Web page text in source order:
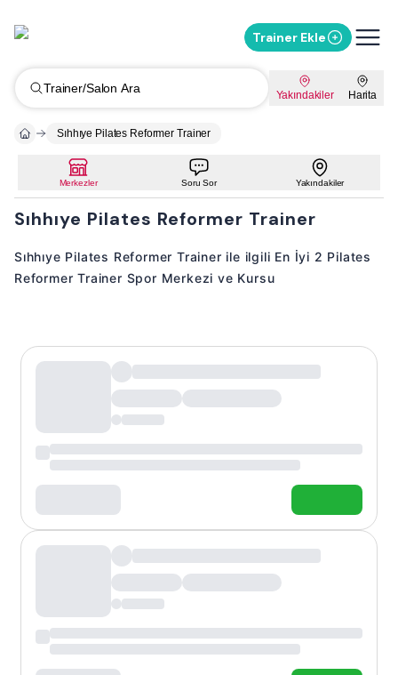
Trainer Ekle
Trainer/Salon Ara Yakındakiler Harita
Sıhhıye Pilates Reformer Trainer
Merkezler Soru Sor Yakındakiler
Sıhhıye Pilates Reformer Trainer
Sıhhıye Pilates Reformer Trainer ile ilgili En İyi 2 Pilates
Reformer Trainer Spor Merkezi ve Kursu